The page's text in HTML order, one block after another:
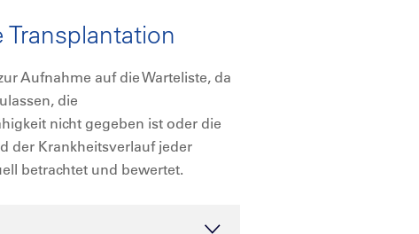
Aufnahme auf die Warteliste, da
die
nicht gegeben ist oder die
der Krankheitsverlauf jeder
betrachtet und bewertet.